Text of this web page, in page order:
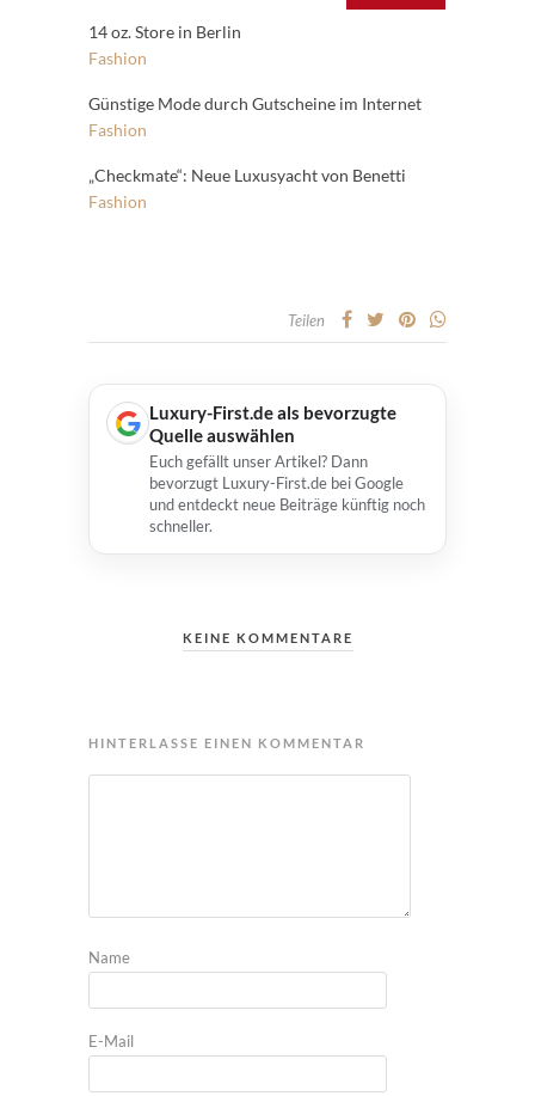
14 oz. Store in Berlin
Fashion
Günstige Mode durch Gutscheine im Internet
Fashion
„Checkmate“: Neue Luxusyacht von Benetti
Fashion
Teilen
Luxury-First.de als bevorzugte
Quelle auswählen
Euch gefällt unser Artikel? Dann
bevorzugt Luxury-First.de bei Google
und entdeckt neue Beiträge künftig noch
schneller.
KEINE KOMMENTARE
HINTERLASSE EINEN KOMMENTAR
Name
E-Mail